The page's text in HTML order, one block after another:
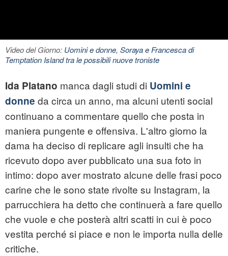
Video del Giorno: Uomini e donne, Soraya e Francesca di
Temptation Island tra le possibili nuove troniste
Ida Platano manca dagli studi di Uomini e
donne da circa un anno, ma alcuni utenti social
continuano a commentare quello che posta in
maniera pungente e offensiva. L'altro giorno la
dama ha deciso di replicare agli insulti che ha
ricevuto dopo aver pubblicato una sua foto in
intimo: dopo aver mostrato alcune delle frasi poco
carine che le sono state rivolte su Instagram, la
parrucchiera ha detto che continuerà a fare quello
che vuole e che posterà altri scatti in cui è poco
vestita perché si piace e non le importa nulla delle
critiche.